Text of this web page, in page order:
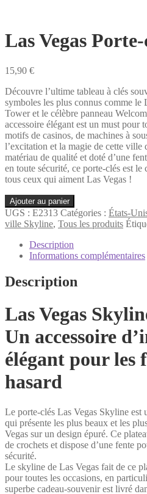
Las Vegas Porte-
15,90 €
Découvre l’ultime tableau à clés
symboles les plus connus comme
Tower et le célèbre panneau
accessoire élégant est un must pour
motifs de casinos, de machines à
l’excitation et la magie de cette ville
matériau de qualité et doté d’une
en toute sécurité, ce porte-clés est
tous ceux qui aiment Las Vegas !
quantité
de
Las
Porte-
Ajouter au panier
UGS : E2313 Catégories : États-
ville Skyline, Tous les produits
Description
Informations complémentaires
Description
Las Vegas
Un accessoire
élégant pour les
hasard
Le porte-clés Las Vegas Skyline est
qui présente les plus beaux et les
Vegas sur un design épuré. Ce
de crochets et dispose d’une fente
sécurité.
Le skyline de Las Vegas fait de ce
pour toutes les occasions, en
superbe cadeau-souvenir est livré